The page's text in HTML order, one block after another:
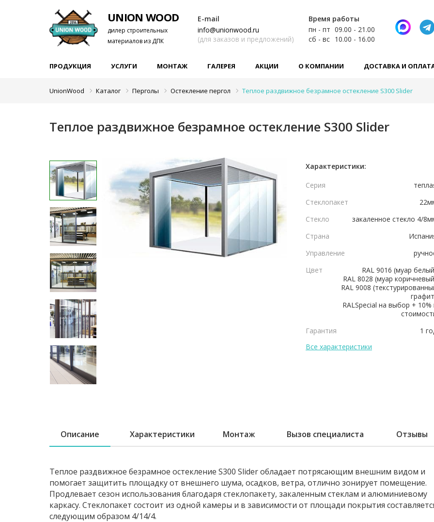
UNION WOOD
дилер строительных
материалов из ДПК
Время работы
пн - пт 09.00 - 21.00
сб - вс 10.00 - 16.00
E-mail
info@unionwood.ru
(для заказов и предложений)
ПРОДУКЦИЯ УСЛУГИ МОНТАЖ ГАЛЕРЕЯ АКЦИИ О КОМПАНИИ ДОСТАВКА И
UnionWood Каталог Перголы Остекление пергол Теплое раздвижное безрамное остекление S300 Slider
Теплое раздвижное безрамное остекление S300 Slider
Характеристики:
Серия
Стеклопакет
Стекло
закаленное стекло 4/
Страна
Управление
Цвет
RAL 9016 (муар
RAL 8028 (муар
RAL 9008
RALSpecial на выбор + 10%
Гарантия
1
Все характеристики
Описание Характеристики Монтаж Вызов специалиста Отзывы
Теплое раздвижное безрамное остекление S300 Slider обладает потрясающим внешним видом и
помогает защитить площадку от внешнего шума, осадков, ветра, отлично зонирует помещение.
Продлевает сезон использования благодаря стеклопакету, закаленным стеклам и алюминиевому
каркасу. Стеклопакет состоит из одной камеры и в зависимости от площади покрытия
следующим образом 4/14/4.